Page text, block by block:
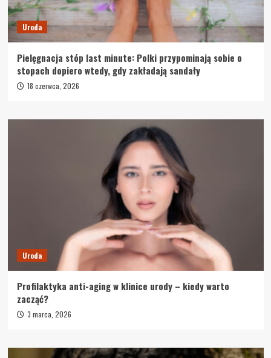
Uroda
Pielęgnacja stóp last minute: Polki przypominają sobie o
stopach dopiero wtedy, gdy zakładają sandały
18 czerwca, 2026
Uroda
Profilaktyka anti-aging w klinice urody – kiedy warto
zacząć?
3 marca, 2026